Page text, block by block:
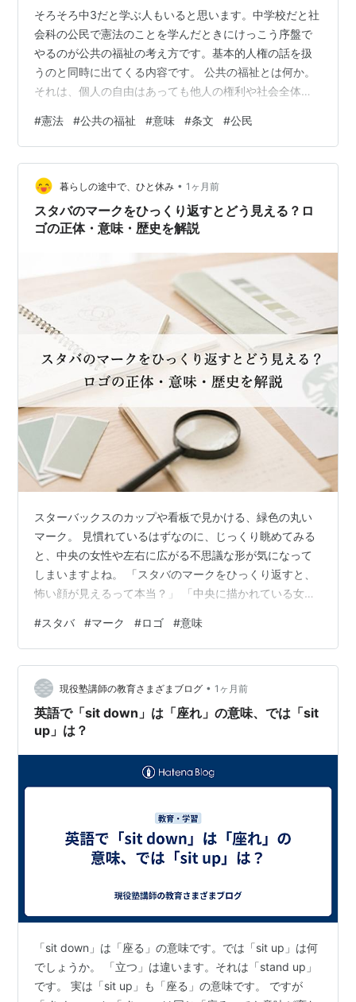
http://d.hatena.ne.jp/maspro/20040310#1078906
363
http://d.hatena.ne.jp/herecy8/20040311#p1
http://d.hatena.ne.jp/n_kakka/20040313#p2
http://d.hatena.ne.jp/jouno/20040313#1079191468
http://d.hatena.ne.jp/darts/00000001
http://d.hatena.ne.jp/lovelovedog/20040314#p1
http://d.hatena.ne.jp/hmori/20040314#107928639
5
http://d.hatena.ne.jp/ruku/20040314#p1
http://d.hatena.ne.jp/calmzone/20030912#106329
http://d.hatena.ne.jp/hmori/20040317一般的すぎ
るキーワード問題
「ある意味 然る意味
意味不明
（意味不 、 意味プー）」
そろそろ中3だと学ぶ人もいると思います。中学校だと社
会科の公民で憲法のことを学んだときにけっこう序盤で
やるのが公共の福祉の考え方です。基本的人権の話を扱
うのと同時に出てくる内容です。 公共の福祉とは何か。
それは、個人の自由はあっても他人の権利や社会全体の
です。簡単に言うと、何かするときにも他人の存在は必
ず考えてくださいという内容です。憲法でしっかり明文
化されています。第12条と13条で主に書かれています。
例えば、お金を稼ぐのは個人の自由です。 でも、じゃあ
たくさんお金が欲しいからと個人の自由をひっさげて他
人の家に強盗に入って片っ端からお金を…
#憲法 #公共の福祉 #意味 #条文 #公民
暮らしの途中で、ひと休み • 1ヶ月前
スタバのマークをひっくり返すとどう見える？ロ
ゴの正体・意味・歴史を解説
スターバックスのカップや看板で見かける、緑色の丸い
マーク。 見慣れているはずなのに、じっくり眺めてみる
と、中央の女性や左右に広がる不思議な形が気になって
しまいますよね。 「スタバのマークをひっくり返すと、
怖い顔が見えるって本当？」 「中央に描かれている女性
には、特別な意味があるの？」 結論から言うと、スタバ
のマークをひっくり返しても公式に認められた別の顔や
秘密のメッセージが現れるわけではなく、模様の組み合
わせによって顔や生き物のように見えることがあるだけ
です。 ただし、スターバックスのロゴに描かれている女
性には、海やコーヒーの歴史につながるき…
#スタバ #マーク #ロゴ #意味
現役塾講師の教育さまざまブログ • 1ヶ月前
英語で「sit down」は「座れ」の意味、では「sit
up」は？
「sit down」は「座る」の意味です。では「sit up」は何
でしょうか。 「立つ」は違います。それは「stand up」
です。 実は「sit up」も「座る」の意味です。 ですが